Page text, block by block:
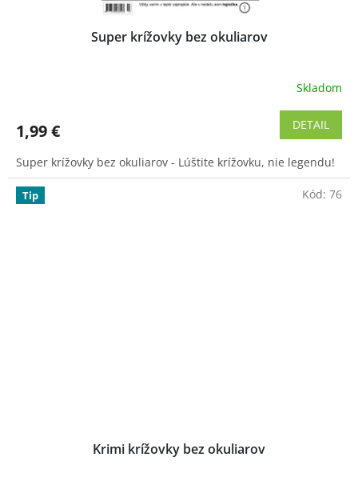
Super krížovky bez okuliarov
je
z
5
hviezdičiek.
Skladom
1,99 € DETAIL
Super krížovky bez okuliarov - Lúštite krížovku, nie legendu!
Tip
Krimi krížovky bez okuliarov
Kód: 76